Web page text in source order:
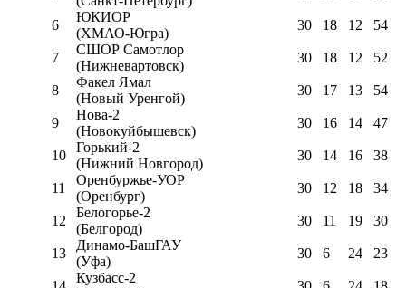
6
ЮКИОР
(ХМАО-Югра)
30 18 12 54
7
СШОР Самотлор
(Нижневартовск)
30 18 12 52
8
Факел Ямал
(Новый Уренгой)
30 17 13 54
9
Нова-2
(Новокуйбышевск)
30 16 14 47
10
Горький-2
(Нижний Новгород)
30 14 16 38
11
Оренбуржье-УОР
(Оренбург)
30 12 18 34
12
Белогорье-2
(Белгород)
30 11 19 30
13
Динамо-БашГАУ
(Уфа)
30 6 24 23
Кузбасс-2